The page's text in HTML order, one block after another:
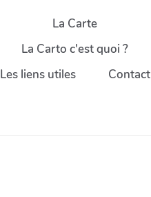
La Carte
La Carto c'est quoi ?
Les liens utiles
Contact